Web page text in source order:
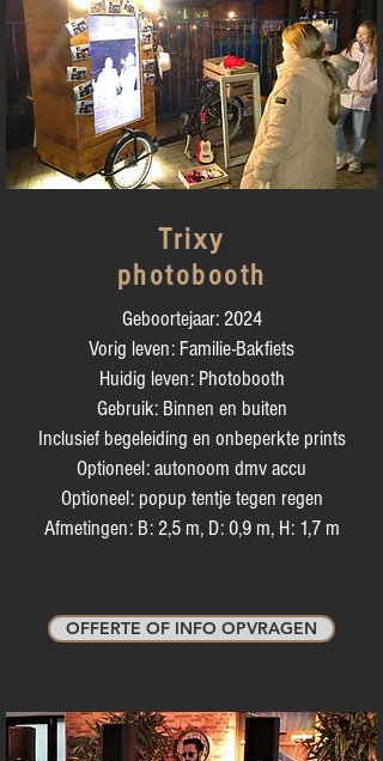
Trixy
photobooth
Geboortejaar: 2024
Vorig leven: Familie-Bakfiets
Huidig leven: Photobooth
Gebruik: Binnen en buiten
Inclusief begeleiding en onbeperkte prints
Optioneel: autonoom dmv accu
Optioneel: popup tentje tegen regen
Afmetingen: B: 2,5 m, D: 0,9 m, H: 1,7 m
OFFERTE OF INFO OPVRAGEN